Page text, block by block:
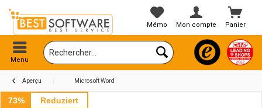
Panier
Mémo Mon compte
Menu
Aperçu Microsoft Word
73% Reduziert